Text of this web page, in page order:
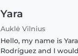
Yara
Auklė Vilnius
Hello, my name is
Rodríguez and I